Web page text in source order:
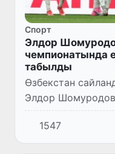
Спорт
Элдор
чемпионатында
табылды
Өзбекстан
Элдор
Республикасы
дәрўазасына
сайтында
1547